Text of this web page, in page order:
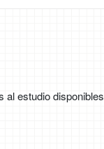
al estudio disponibles